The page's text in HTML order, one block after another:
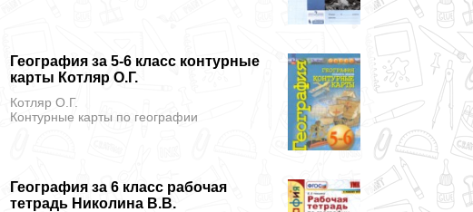
География за 5-6 класс контурные
карты Котляр О.Г.
Котляр О.Г.
Контурные карты по географии
География за 6 класс рабочая
тетрадь Николина В.В.